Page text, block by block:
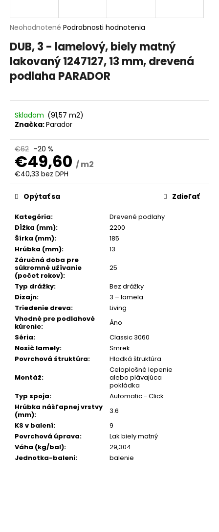
Priemerné
produktu
je
0,0
z
5
Neohodnotené Podrobnosti hodnotenia
DUB, 3 - lamelový, biely matný
lakovaný 1247127, 13 mm, drevená
podlaha PARADOR
Skladom (91,57 m2)
Značka:Parador
€62 –20 %
€49,60 / m2
€40,33 bez DPH
Jednotková
cena:
Kategória:
Drevené podlahy
Dĺžka (mm):
2200
Šírka (mm):
185
Hrúbka (mm):
13
Záručná doba pre
súkromné užívanie
(počet rokov):
25
Typ drážky:
Bez drážky
Dizajn:
3 – lamela
Triedenie dreva:
Living
Vhodné pre podlahové
kúrenie:
Áno
Séria:
Classic 3060
Nosič lamely:
Smrek
Povrchová štruktúra:
Hladká štruktúra
Montáž:
Celoplošné lepenie
alebo plávajúca
pokládka
Typ spoja:
Automatic - Click
Hrúbka nášľapnej vrstvy
(mm):
3.6
KS v balení:
9
Povrchová úprava:
Lak biely matný
Váha (kg/bal):
29,304
Jednotka-baleni: balenie
Opýtať sa Zdieľať
j
ť
?
O
d
p
o
č
a
m
e